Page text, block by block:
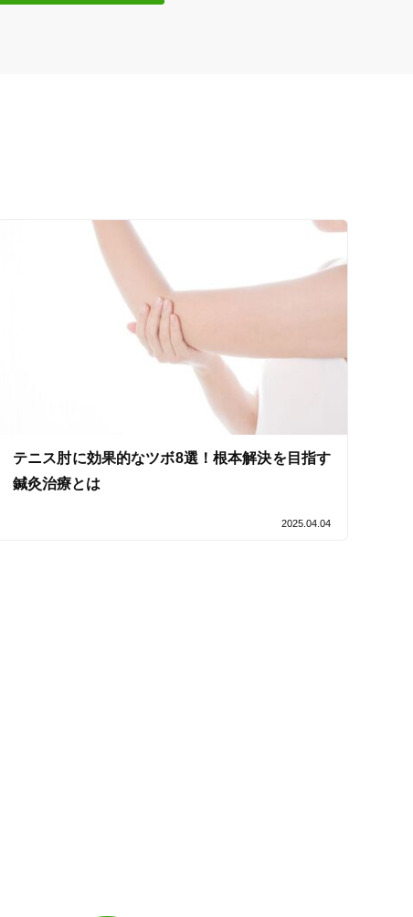
テニス肘に効果的なツボ8選！根本解決を目指す
鍼灸治療とは
2025.04.04